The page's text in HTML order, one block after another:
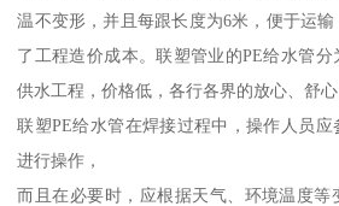
温不变形，并且每跟长度为6米，便于运
了工程造价成本。联塑管业的PE给水管
供水工程，价格低，各行各界的放心、舒心
联塑PE给水管在焊接过程中，操作人员
进行操作，
而且在必要时，应根据天气、环境温度等